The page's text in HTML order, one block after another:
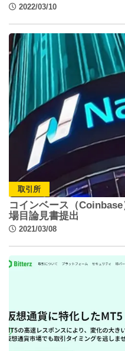
2022/03/10
取引所
コインベース（
場目論見書提出
2021/03/08